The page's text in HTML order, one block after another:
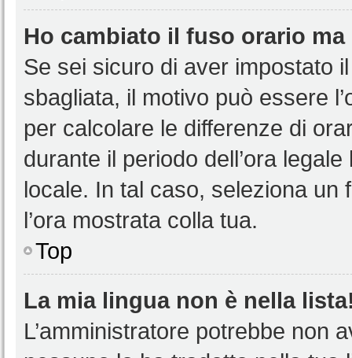
Ho cambiato il fuso orario ma
Se sei sicuro di aver impostato
sbagliata, il motivo può essere
per calcolare le differenze di
durante il periodo dell’ora
locale. In tal caso, seleziona
l’ora mostrata colla tua.
Top
La mia lingua non è nella
L’amministratore potrebbe non